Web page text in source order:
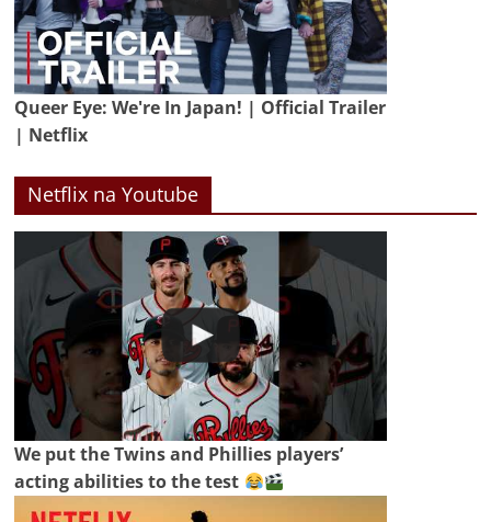
Queer Eye: We're In Japan! | Official Trailer
| Netflix
Netflix na Youtube
We put the Twins and Phillies players’
acting abilities to the test